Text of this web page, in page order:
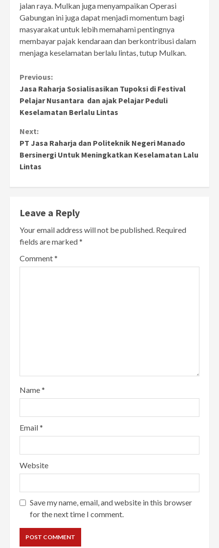
jalan raya. Mulkan juga menyampaikan Operasi
Gabungan ini juga dapat menjadi momentum bagi
masyarakat untuk lebih memahami pentingnya
membayar pajak kendaraan dan berkontribusi dalam
menjaga keselamatan berlalu lintas, tutup Mulkan.
Continue
Reading
Previous:
Jasa Raharja Sosialisasikan Tupoksi di Festival
Pelajar Nusantara dan ajak Pelajar Peduli
Keselamatan Berlalu Lintas
Next:
PT Jasa Raharja dan Politeknik Negeri Manado
Bersinergi Untuk Meningkatkan Keselamatan Lalu
Lintas
Leave a Reply
Your email address will not be published. Required
fields are marked*
Comment*
Name*
Email*
Website
Save my name, email, and website in this browser
for the next time I comment.